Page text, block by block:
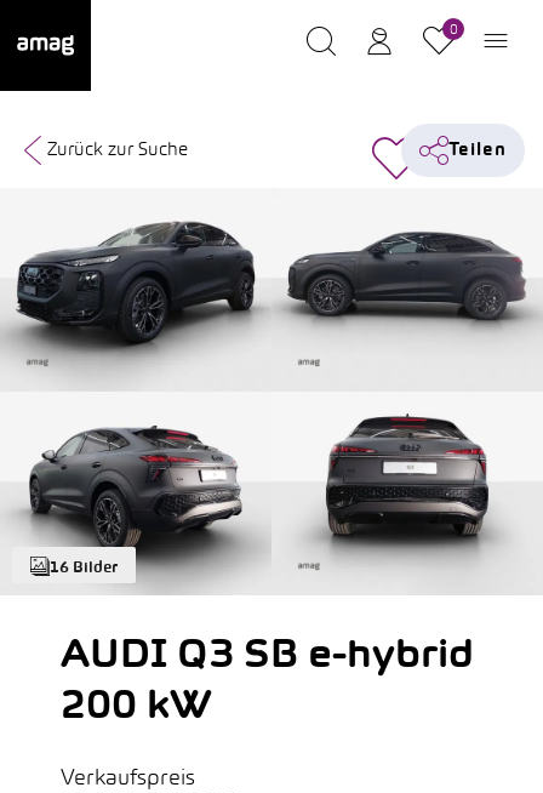
0
16 Bilder
Zurück zur Suche Teilen
AUDI Q3 SB e-hybrid
200 kW
Verkaufspreis